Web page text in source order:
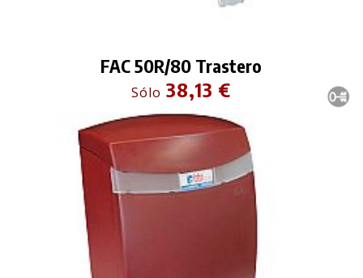
FAC 50R/80 Trastero
Sólo 38,13 €